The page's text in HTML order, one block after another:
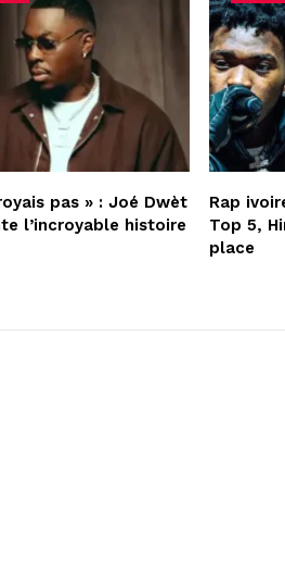
pas » : Joé Dwèt
l’incroyable histoire
Rap
Top 5,
place